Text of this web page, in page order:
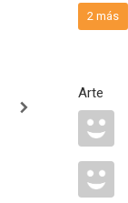
2 más
Arte